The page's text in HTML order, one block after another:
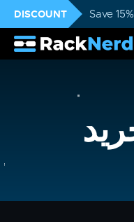
DISCOUNT Save